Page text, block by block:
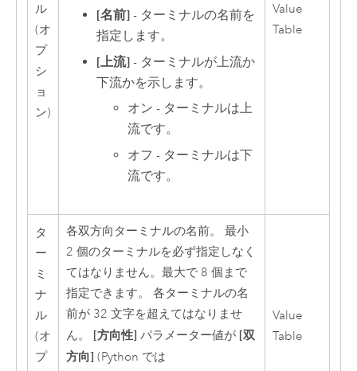
ル
(オ
プ
シ
ョ
ン)
[名前] - ターミナルの名前を
指定します。
[上流] - ターミナルが上流か
下流かを示します。
オン - ターミナルは上
流です。
オフ - ターミナルは下
流です。
Value
Table
タ
ー
ミ
ナ
ル
(オ
プ
各双方向ターミナルの名前。 最小
2 個のターミナルを必ず指定しなく
てはなりません。最大で 8 個まで
指定できます。 各ターミナルの名
前が 32 文字を超えてはなりませ
ん。 [方向性] パラメーター値が [双
方向] (Python では
Value
Table